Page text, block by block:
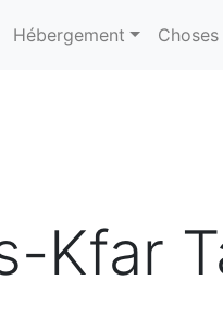
Hébergement
Kfar